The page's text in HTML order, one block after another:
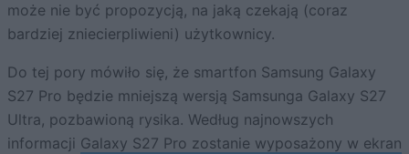
może nie być propozycją, na jaką czekają (coraz
bardziej zniecierpliwieni) użytkownicy.
Do tej pory mówiło się, że smartfon Samsung Galaxy
S27 Pro będzie mniejszą wersją Samsunga Galaxy S27
Ultra, pozbawioną rysika. Według najnowszych
informacji Galaxy S27 Pro zostanie wyposażony w ekran